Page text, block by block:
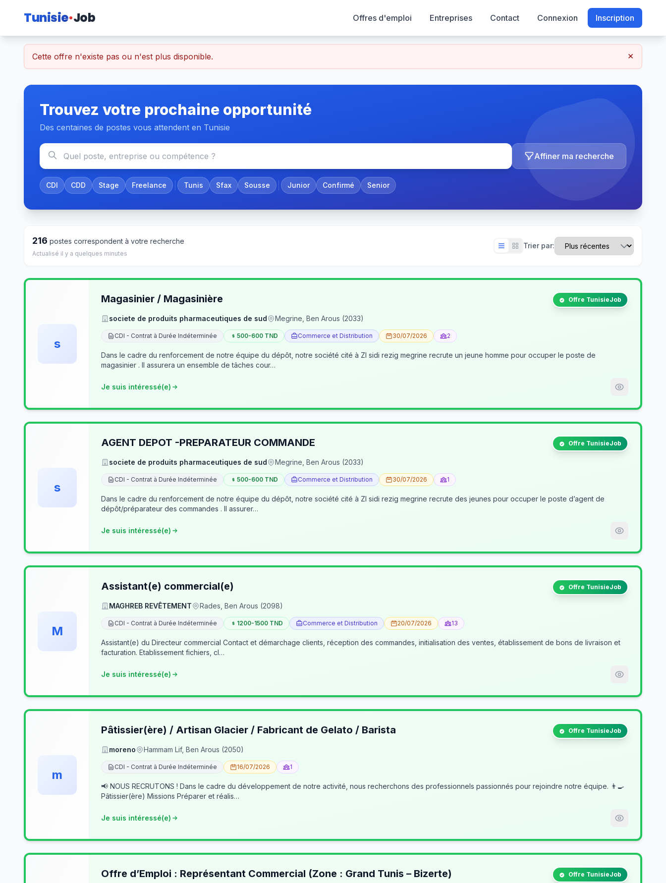
Tunisie Job Offres d'emploi Entreprises Contact Connexion Inscription
Cette offre n'existe pas ou n'est plus disponible. ×
Trouvez votre prochaine opportunité
Des centaines de postes vous attendent en Tunisie
Affiner ma recherche
CDI CDD Stage Freelance Tunis Sfax Sousse Junior Confirmé Senior
216 postes correspondent à votre recherche
Actualisé il y a quelques minutes
Trier par:
s
Magasinier / Magasinière Offre TunisieJob
societe de produits pharmaceutiques de sud Megrine, Ben Arous (2033)
CDI - Contrat à Durée Indéterminée 500-600 TND Commerce et Distribution 30/07/2026 2
Dans le cadre du renforcement de notre équipe du dépôt, notre société cité à ZI sidi rezig megrine recrute un jeune homme pour occuper le poste de
magasinier . Il assurera un ensemble de tâches cour…
Je suis intéressé(e)
s
AGENT DEPOT -PREPARATEUR COMMANDE Offre TunisieJob
societe de produits pharmaceutiques de sud Megrine, Ben Arous (2033)
CDI - Contrat à Durée Indéterminée 500-600 TND Commerce et Distribution 30/07/2026 1
Dans le cadre du renforcement de notre équipe du dépôt, notre société cité à ZI sidi rezig megrine recrute des jeunes pour occuper le poste d’agent de
dépôt/préparateur des commandes . Il assurer…
Je suis intéressé(e)
M
Assistant(e) commercial(e) Offre TunisieJob
MAGHREB REVÊTEMENT Rades, Ben Arous (2098)
CDI - Contrat à Durée Indéterminée 1200-1500 TND Commerce et Distribution 20/07/2026 13
Assistant(e) du Directeur commercial Contact et démarchage clients, réception des commandes, initialisation des ventes, établissement de bons de livraison et
facturation. Etablissement fichiers, cl…
Je suis intéressé(e)
m
Pâtissier(ère) / Artisan Glacier / Fabricant de Gelato / Barista Offre TunisieJob
moreno Hammam Lif, Ben Arous (2050)
CDI - Contrat à Durée Indéterminée 16/07/2026 1
📢 NOUS RECRUTONS ! Dans le cadre du développement de notre activité, nous recherchons des professionnels passionnés pour rejoindre notre équipe. 👨‍🍳
Pâtissier(ère) Missions Préparer et réalis…
Je suis intéressé(e)
Offre d’Emploi : Représentant Commercial (Zone : Grand Tunis – Bizerte) Offre TunisieJob